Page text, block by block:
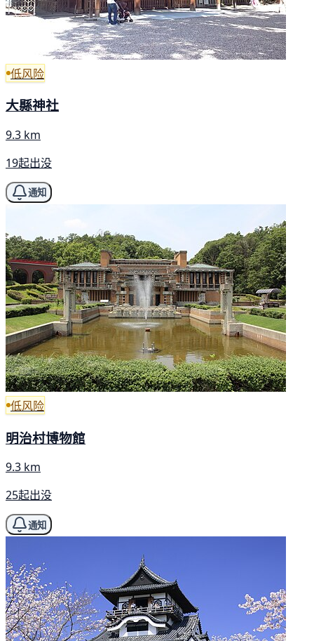
低风险
大縣神社
9.3 km
19起出没
通知
低风险
明治村博物館
9.3 km
25起出没
通知